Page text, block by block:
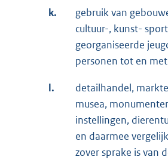
k.
gebruik van
cultuur-, kunst-
georganiseerde
personen tot en
l.
detailhandel,
musea,
instellingen,
en daarmee
zover sprake is van